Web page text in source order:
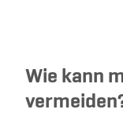
Wie kann